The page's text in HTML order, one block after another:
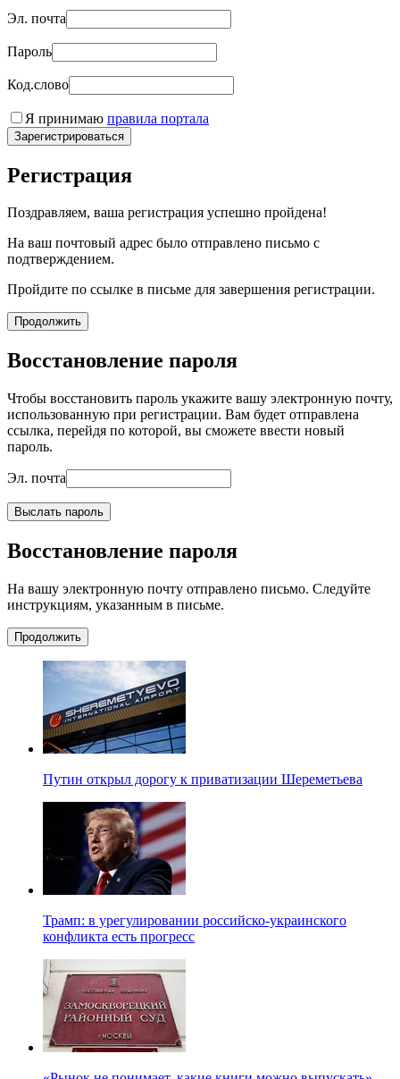
Эл. почта
Пароль
Код.слово
Я принимаю правила портала
Зарегистрироваться
Регистрация
Поздравляем, ваша регистрация успешно пройдена!
На ваш почтовый адрес было отправлено письмо с
подтверждением.
Пройдите по ссылке в письме для завершения регистрации.
Продолжить
Восстановление пароля
Чтобы восстановить пароль укажите вашу электронную почту,
использованную при регистрации. Вам будет отправлена
ссылка, перейдя по которой, вы сможете ввести новый
пароль.
Эл. почта
Выслать пароль
Восстановление пароля
На вашу электронную почту отправлено письмо. Следуйте
инструкциям, указанным в письме.
Продолжить
Путин открыл дорогу к приватизации Шереметьева
Трамп: в урегулировании российско-украинского
конфликта есть прогресс